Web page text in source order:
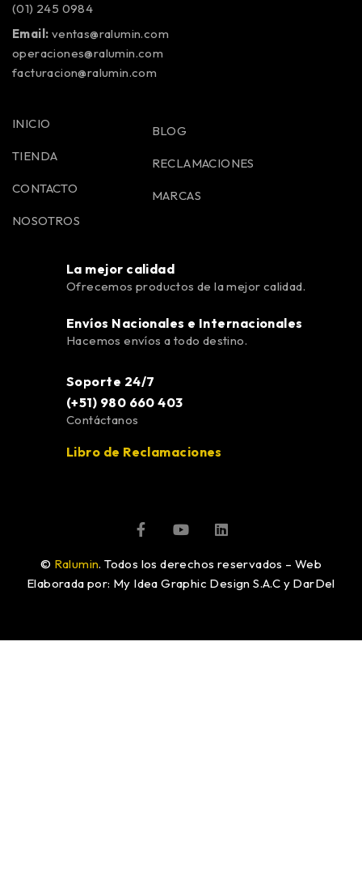
(01) 245 0984
Email: ventas@ralumin.com
operaciones@ralumin.com
facturacion@ralumin.com
INICIO
TIENDA
CONTACTO
NOSOTROS
BLOG
RECLAMACIONES
MARCAS
La mejor calidad
Ofrecemos productos de la mejor calidad.
Envíos Nacionales e Internacionales
Hacemos envíos a todo destino.
Soporte 24/7
(+51) 980 660 403
Contáctanos
Libro de Reclamaciones
© Ralumin. Todos los derechos reservados – Web
Elaborada por: My Idea Graphic Design S.A.C y DarDel